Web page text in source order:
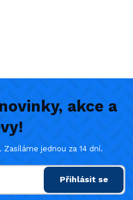
akce a
jednou za 14 dní.
Přihlásit se